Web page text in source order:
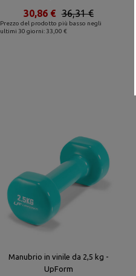
Prezzo del prodotto più basso negli
ultimi 30 giorni: 33,00 €
36,31 €
30,86 €
Manubrio in vinile da 2,5 kg -
UpForm